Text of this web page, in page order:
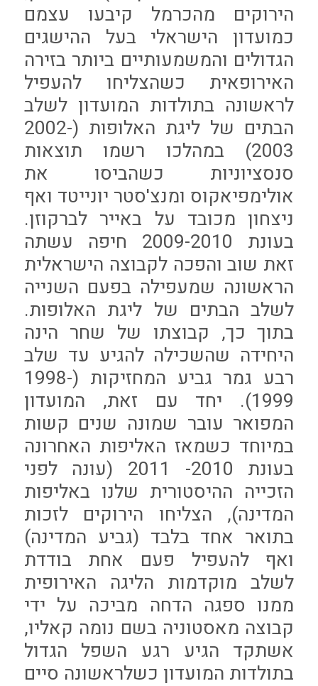
הירוקים מהכרמל קיבעו עצמם
כמועדון הישראלי בעל ההישגים
הגדולים והמשמעותיים ביותר בזירה
האירופאית כשהצליחו להעפיל
לראשונה בתולדות המועדון לשלב
הבתים של ליגת האלופות (2002-
2003) במהלכו רשמו תוצאות
סנסציוניות כשהביסו את
אולימפיאקוס ומנצ'סטר יונייטד ואף
ניצחון מכובד על באייר לברקוזן.
בעונת 2009-2010 חיפה עשתה
זאת שוב והפכה לקבוצה הישראלית
הראשונה שמעפילה בפעם השנייה
לשלב הבתים של ליגת האלופות.
בתוך כך, קבוצתו של שחר הינה
היחידה שהשכילה להגיע עד שלב
רבע גמר גביע המחזיקות (1998-
1999). יחד עם זאת, המועדון
המפואר עובר שמונה שנים קשות
במיוחד כשמאז האליפות האחרונה
בעונת 2010- 2011 (עונה לפני
הזכייה ההיסטורית שלנו באליפות
המדינה), הצליחו הירוקים לזכות
בתואר אחד בלבד (גביע המדינה)
ואף להעפיל פעם אחת בודדת
לשלב מוקדמות הליגה האירופית
ממנו ספגה הדחה מביכה על ידי
קבוצה מאסטוניה בשם נומה קאליו,
אשתקד הגיע רגע השפל הגדול
בתולדות המועדון כשלראשונה סיים